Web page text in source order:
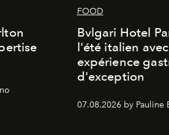
FOOD
Bvlgari Hotel
l'été italien
expérience
d'exception
07.08.2026 by Pauline